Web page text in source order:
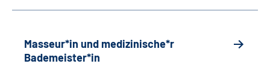
Masseur*in und medizinische*r
Bademeister*in